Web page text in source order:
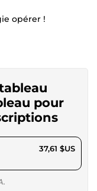
opérer !
pour
37,61 $US